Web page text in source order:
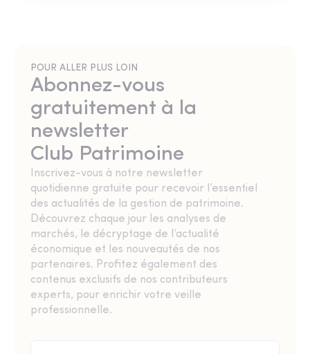
POUR ALLER PLUS LOIN
Abonnez-vous
gratuitement à la
newsletter
Club Patrimoine
Inscrivez-vous à notre newsletter
quotidienne gratuite pour recevoir l’essentiel
des actualités de la gestion de patrimoine.
Découvrez chaque jour les analyses de
marchés, le décryptage de l’actualité
économique et les nouveautés de nos
partenaires. Profitez également des
contenus exclusifs de nos contributeurs
experts, pour enrichir votre veille
professionnelle.